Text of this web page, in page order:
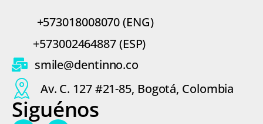
i
c
o
*
+573018008070 (ENG)
+573002464887 (ESP)
smile@dentinno.co
Av. C. 127 #21-85, Bogotá, Colombia
Siguénos